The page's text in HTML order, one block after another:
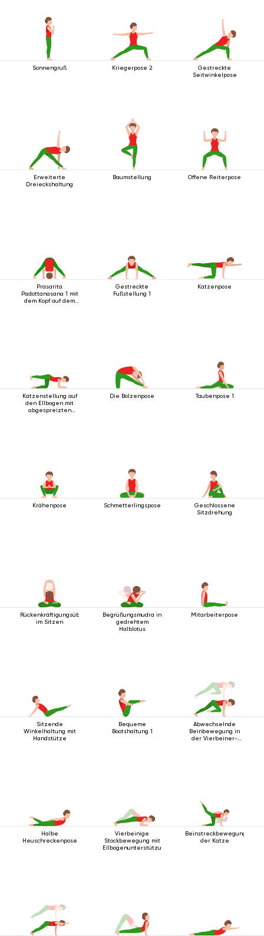
Sonnengruß Kriegerpose 2
Gestreckte
Seitwinkelpose
Erweiterte
Dreieckshaltung
Baumstellung Offene Reiterpose
Prasarita
Padottanasana 1 mit
dem Kopf auf dem
Gestreckte
Fußstellung 1
Katzenpose
Katzenstellung auf
den Ellbogen mit
abgespreizten
Die Bolzenpose Taubenpose 1
Krähenpose Schmetterlingspose
Geschlossene
Sitzdrehung
Rückenkräftigungsübungen
im Sitzen
Begrüßungsmudra in
gedrehtem
Halblotus
Mitarbeiterpose
Sitzende
Winkelhaltung mit
Handstütze
Bequeme
Bootshaltung 1
Abwechselnde
Beinbewegung in
der Vierbeiner-
Halbe
Heuschreckenpose
Vierbeinige
Stockbewegung mit
Ellbogenunterstützung
Beinstreckbewegung
der Katze